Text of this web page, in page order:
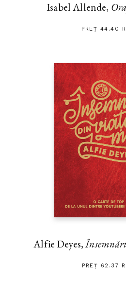
Isabel Allende,
PREȚ 44.40
Alfie Deyes,
PREȚ 62.37